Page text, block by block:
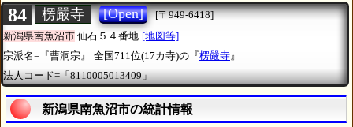
84 楞嚴寺 [Open]
[〒949-6418]
新潟県南魚沼市 仙石５４番地 [地図等]
宗派名=『曹洞宗』
全国711位(17カ寺)の『楞嚴寺 』
法人コード=「8110005013409」
新潟県南魚沼市の統計情報